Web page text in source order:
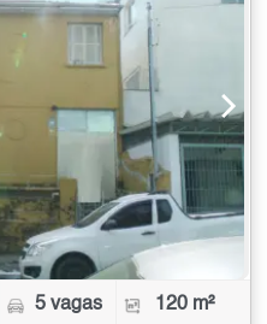
5 vagas 120 m²